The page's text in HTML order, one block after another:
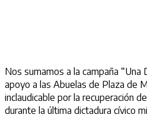
Nos sumamos a la campaña
apoyo a las Abuelas de Plaza de
inclaudicable por la recuperación
durante la última dictadura cívico